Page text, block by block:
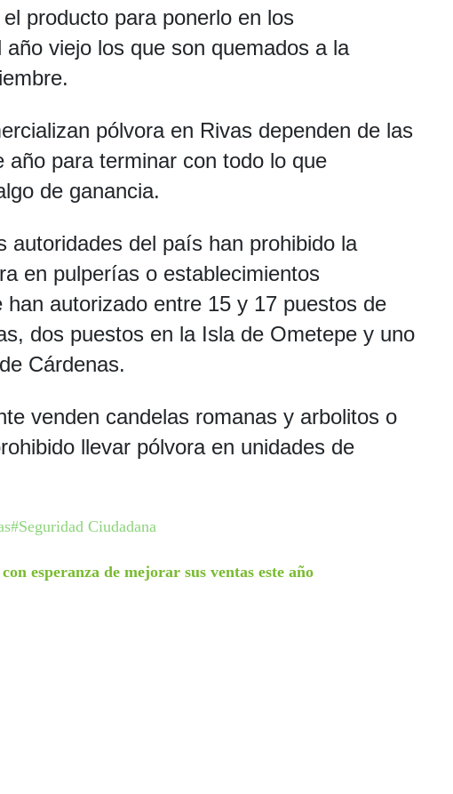
producto para ponerlo en los
viejo los que son quemados a la
pólvora en Rivas dependen de las
para terminar con todo lo que
de ganancia.
autoridades del país han prohibido la
en pulperías o establecimientos
autorizado entre 15 y 17 puestos de
dos puestos en la Isla de Ometepe y uno
Cárdenas.
venden candelas romanas y arbolitos o
llevar pólvora en unidades de
#Seguridad Ciudadana
esperanza de mejorar sus ventas este año